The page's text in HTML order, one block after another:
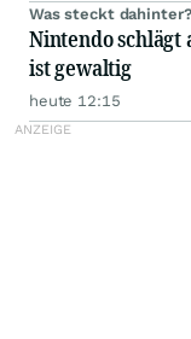
Was steckt dahinter?
Nintendo schlägt
ist gewaltig
heute 12:15